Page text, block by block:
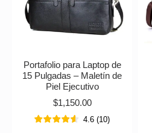
Portafolio para Laptop de
15 Pulgadas – Maletín de
Piel Ejecutivo
$1,150.00
4.6 (10)